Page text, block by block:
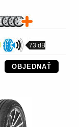
73 dB
OBJEDNAŤ